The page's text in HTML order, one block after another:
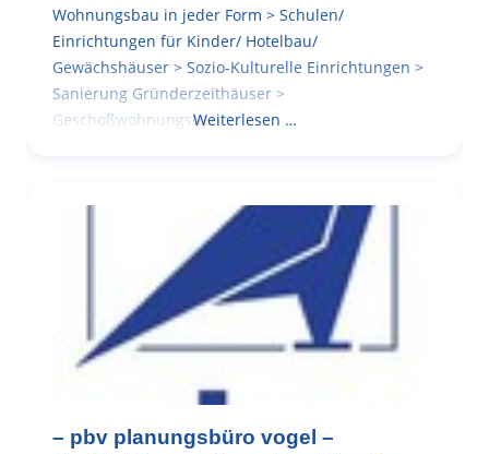
Wohnungsbau in jeder Form > Schulen/
Einrichtungen für Kinder/ Hotelbau/
Gewächshäuser > Sozio-Kulturelle Einrichtungen >
Sanierung Gründerzeithäuser >
GeschoßwohnungsbauWeiterlesen …
– pbv planungsbüro vogel –